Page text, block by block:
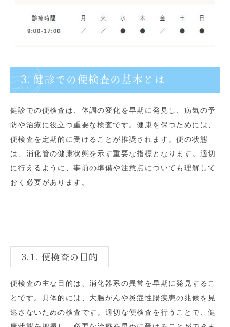
3. 健診での便検査の基本とは
健診での便検査は、体調の変化を早期に発見し、病気の予
防や治療に役立つ重要な検査です。健康を保つためには、
便検査を定期的に受けることが推奨されます。便の状態
は、消化管の健康状態を示す重要な指標となります。適切
に行えるように、事前の準備や注意点についても理解して
おく必要があります。
3.1. 便検査の目的
便検査の主な目的は、消化器系の異常を早期に発見するこ
とです。具体的には、大腸がんや炎症性腸疾患の兆候を見
逃さないための検査です。適切な便検査を行うことで、健